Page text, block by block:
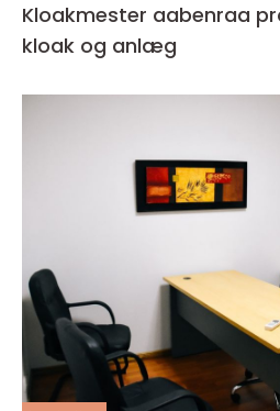
Kloakmester aabenraa professionel hjælp til
kloak og anlæg